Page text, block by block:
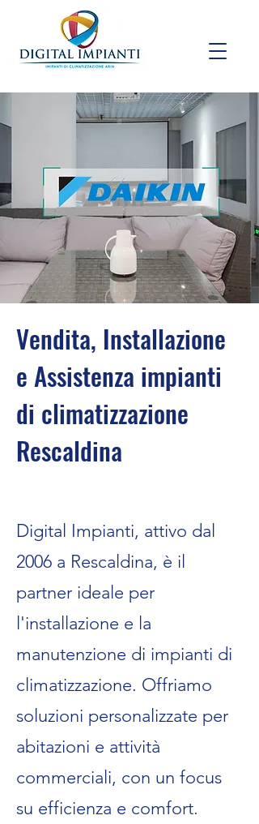
Vendita, Installazione
e Assistenza impianti
di climatizzazione
Rescaldina
Digital Impianti, attivo dal
2006 a Rescaldina, è il
partner ideale per
l'installazione e la
manutenzione di impianti di
climatizzazione. Offriamo
soluzioni personalizzate per
abitazioni e attività
commerciali, con un focus
su efficienza e comfort.